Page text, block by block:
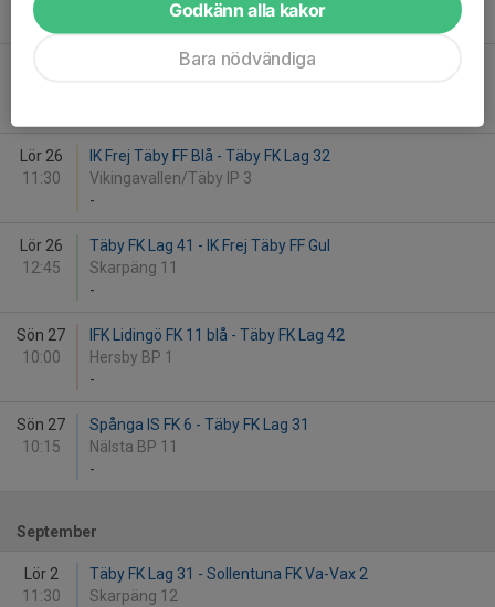
Täby FK Lag 42 - Bollstanäs SK Grön
Lör 26
11:30
IK Frej Täby FF Blå - Täby FK Lag 32
Vikingavallen/Täby IP 3
-
Lör 26
12:45
Täby FK Lag 41 - IK Frej Täby FF Gul
Skarpäng 11
-
Sön 27
10:00
IFK Lidingö FK 11 blå - Täby FK Lag 42
Hersby BP 1
-
Sön 27
10:15
Spånga IS FK 6 - Täby FK Lag 31
Nälsta BP 11
-
September
Lör 2
11:30
Täby FK Lag 31 - Sollentuna FK Va-Vax 2
Skarpäng 12
Godkänn alla kakor
Bara nödvändiga